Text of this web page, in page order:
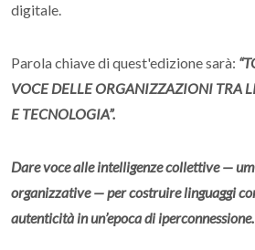
digitale.
Parola chiave di quest'edizione sarà:
VOCE DELLE ORGANIZZAZIONI TRA
E TECNOLOGIA”.
Dare voce alle intelligenze collettive —
organizzative — per costruire linguaggi
autenticità in un’epoca di iperconnessione.